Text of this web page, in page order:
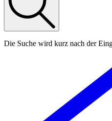
Die Suche wird kurz nach der